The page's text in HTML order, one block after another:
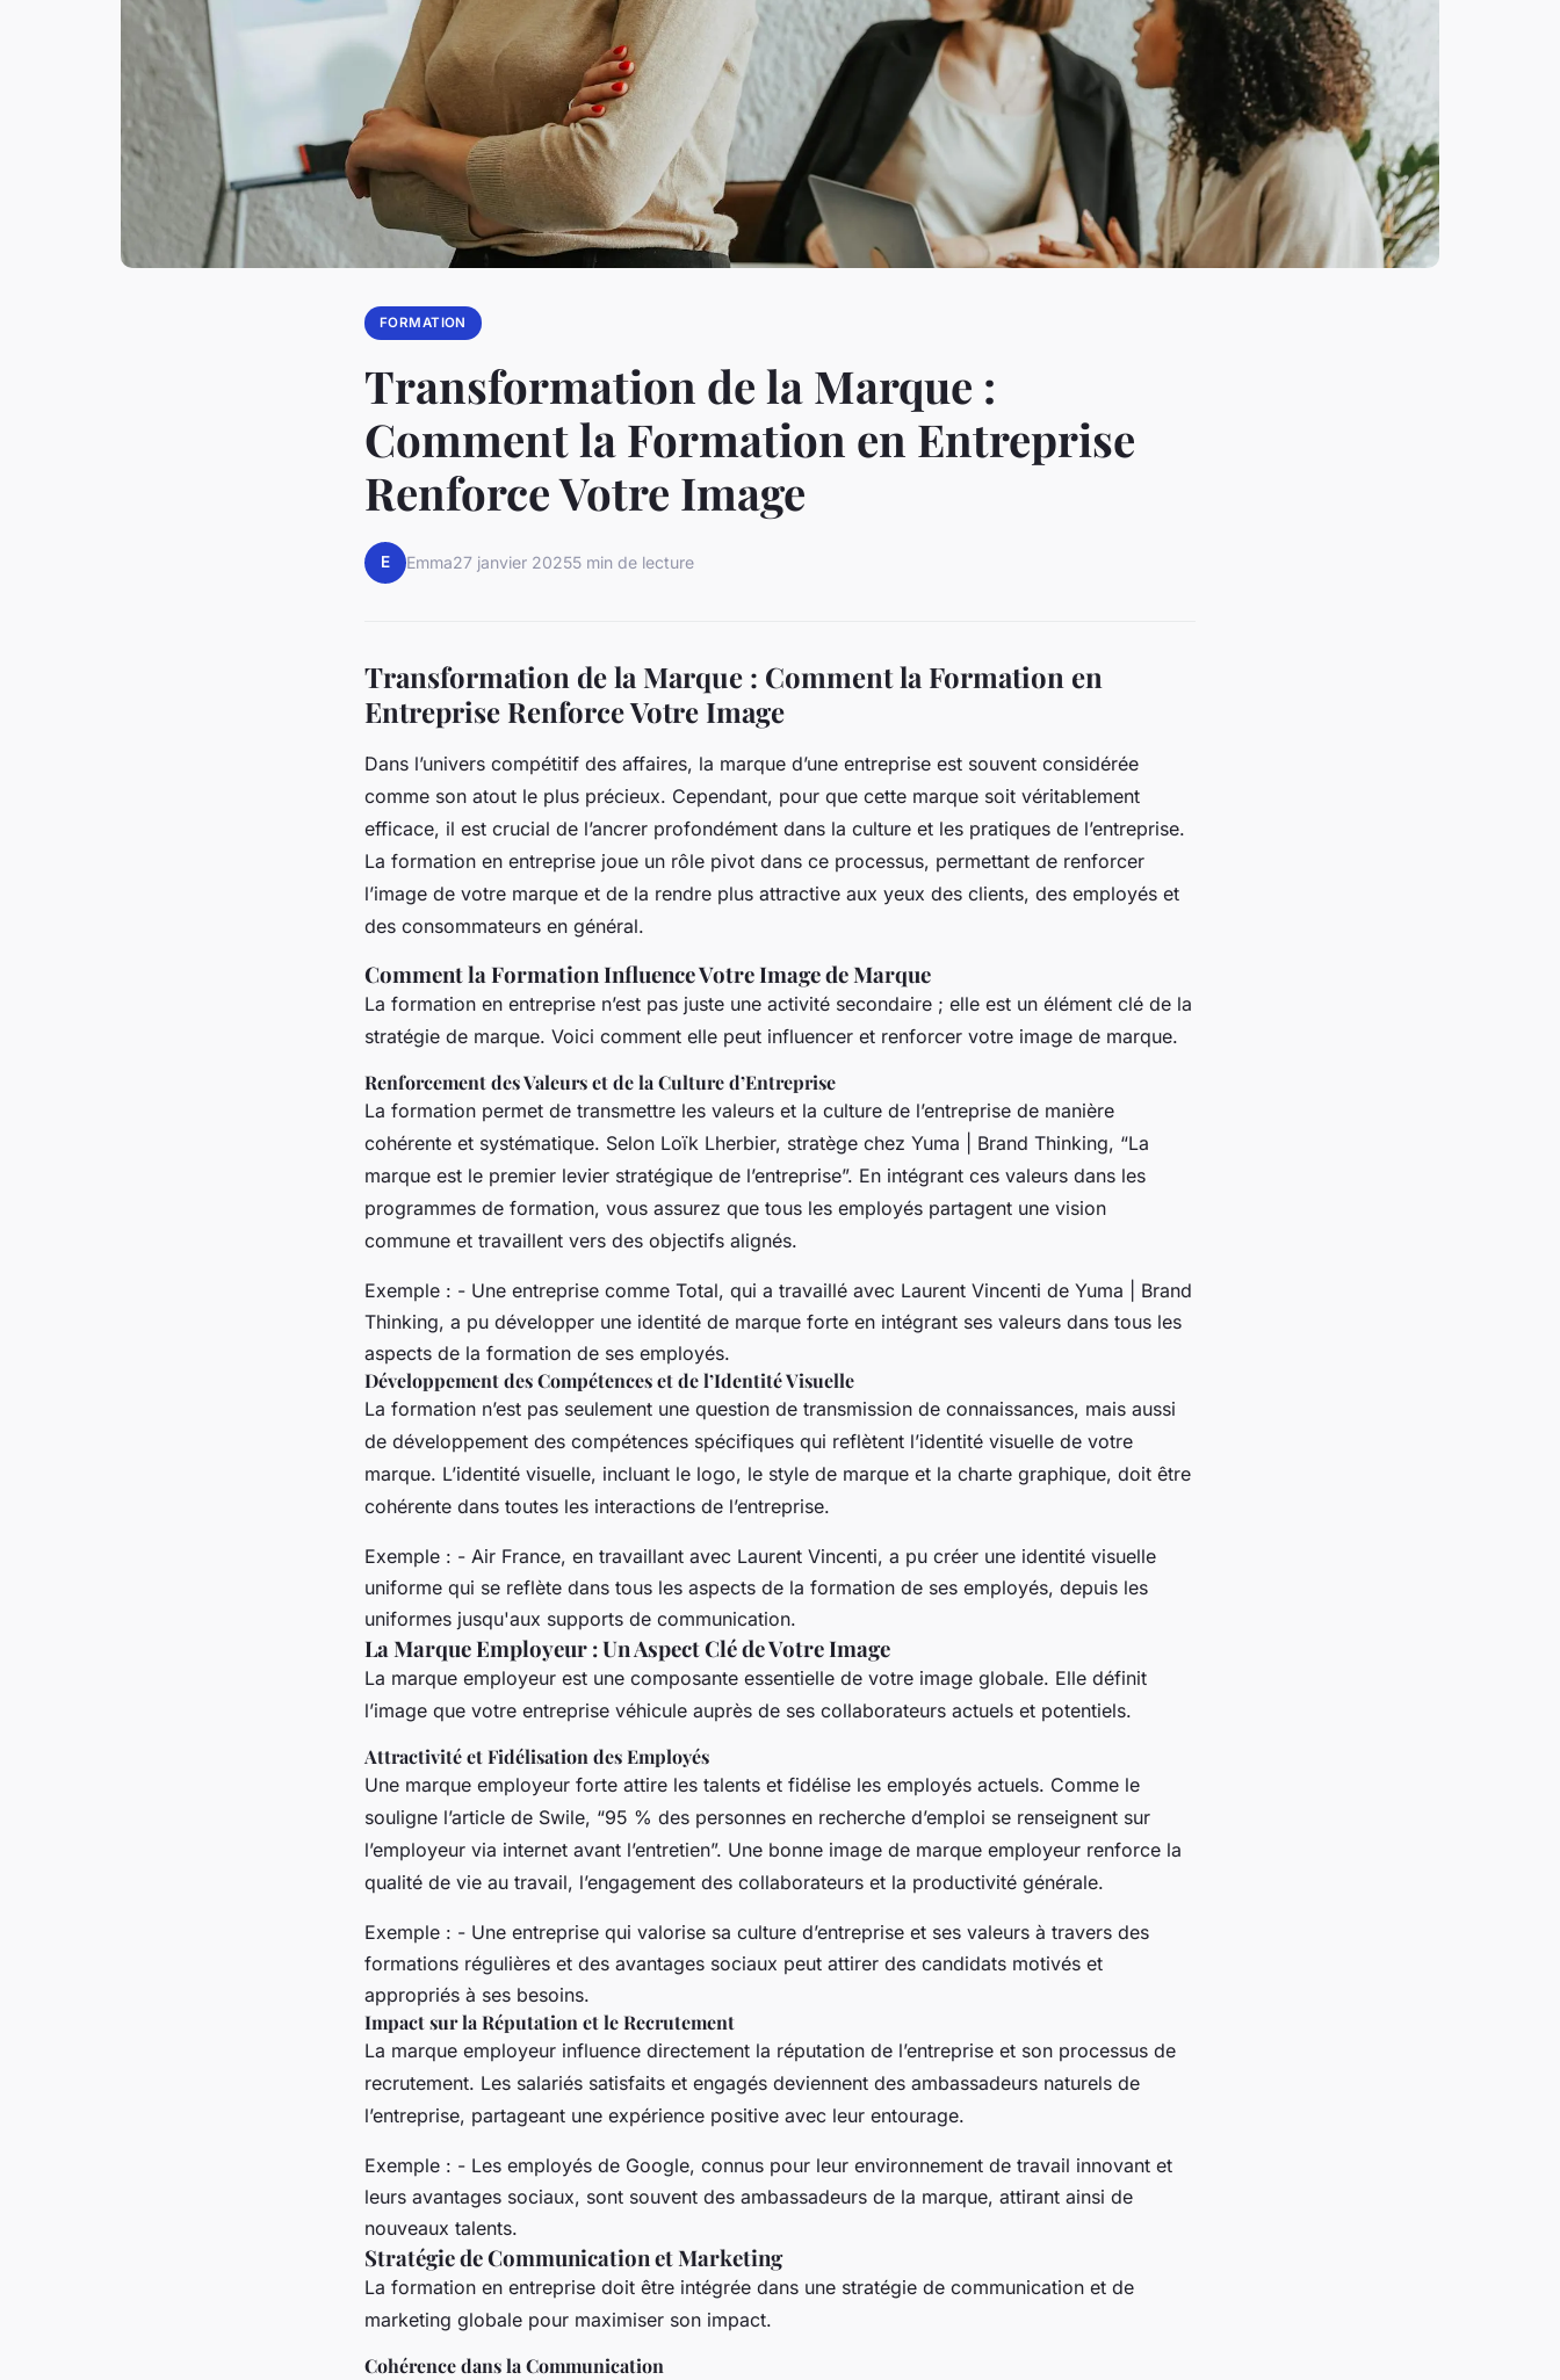
FORMATION
Transformation de la Marque :
Comment la Formation en Entreprise
Renforce Votre Image
E Emma27 janvier 20255 min de lecture
Transformation de la Marque : Comment la Formation en
Entreprise Renforce Votre Image
Dans l’univers compétitif des affaires, la marque d’une entreprise est souvent considérée
comme son atout le plus précieux. Cependant, pour que cette marque soit véritablement
efficace, il est crucial de l’ancrer profondément dans la culture et les pratiques de l’entreprise.
La formation en entreprise joue un rôle pivot dans ce processus, permettant de renforcer
l’image de votre marque et de la rendre plus attractive aux yeux des clients, des employés et
des consommateurs en général.
Comment la Formation Influence Votre Image de Marque
La formation en entreprise n’est pas juste une activité secondaire ; elle est un élément clé de la
stratégie de marque. Voici comment elle peut influencer et renforcer votre image de marque.
Renforcement des Valeurs et de la Culture d’Entreprise
La formation permet de transmettre les valeurs et la culture de l’entreprise de manière
cohérente et systématique. Selon Loïk Lherbier, stratège chez Yuma | Brand Thinking, “La
marque est le premier levier stratégique de l’entreprise”. En intégrant ces valeurs dans les
programmes de formation, vous assurez que tous les employés partagent une vision
commune et travaillent vers des objectifs alignés.
Exemple : - Une entreprise comme Total, qui a travaillé avec Laurent Vincenti de Yuma | Brand
Thinking, a pu développer une identité de marque forte en intégrant ses valeurs dans tous les
aspects de la formation de ses employés.
Développement des Compétences et de l’Identité Visuelle
La formation n’est pas seulement une question de transmission de connaissances, mais aussi
de développement des compétences spécifiques qui reflètent l’identité visuelle de votre
marque. L’identité visuelle, incluant le logo, le style de marque et la charte graphique, doit être
cohérente dans toutes les interactions de l’entreprise.
Exemple : - Air France, en travaillant avec Laurent Vincenti, a pu créer une identité visuelle
uniforme qui se reflète dans tous les aspects de la formation de ses employés, depuis les
uniformes jusqu'aux supports de communication.
La Marque Employeur : Un Aspect Clé de Votre Image
La marque employeur est une composante essentielle de votre image globale. Elle définit
l’image que votre entreprise véhicule auprès de ses collaborateurs actuels et potentiels.
Attractivité et Fidélisation des Employés
Une marque employeur forte attire les talents et fidélise les employés actuels. Comme le
souligne l’article de Swile, “95 % des personnes en recherche d’emploi se renseignent sur
l’employeur via internet avant l’entretien”. Une bonne image de marque employeur renforce la
qualité de vie au travail, l’engagement des collaborateurs et la productivité générale.
Exemple : - Une entreprise qui valorise sa culture d’entreprise et ses valeurs à travers des
formations régulières et des avantages sociaux peut attirer des candidats motivés et
appropriés à ses besoins.
Impact sur la Réputation et le Recrutement
La marque employeur influence directement la réputation de l’entreprise et son processus de
recrutement. Les salariés satisfaits et engagés deviennent des ambassadeurs naturels de
l’entreprise, partageant une expérience positive avec leur entourage.
Exemple : - Les employés de Google, connus pour leur environnement de travail innovant et
leurs avantages sociaux, sont souvent des ambassadeurs de la marque, attirant ainsi de
nouveaux talents.
Stratégie de Communication et Marketing
La formation en entreprise doit être intégrée dans une stratégie de communication et de
marketing globale pour maximiser son impact.
Cohérence dans la Communication